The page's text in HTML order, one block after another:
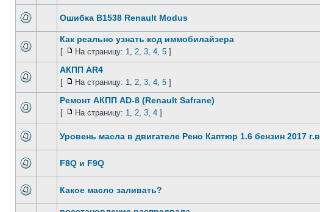
Ошибка B1538 Renault Modus
Как реально узнать код иммобилайзера
[ На страницу: 1, 2, 3, 4, 5 ]
АКПП AR4
[ На страницу: 1, 2, 3, 4, 5 ]
Ремонт АКПП AD-8 (Renault Safrane)
[ На страницу: 1, 2, 3, 4 ]
Уровень масла в двигателе Рено Каптюр 1.6 бензин 2017 г.в
F8Q и F9Q
Какое масло заливать?